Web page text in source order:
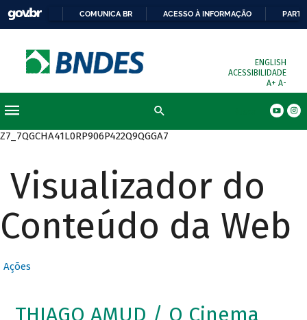
COMUNICA BR ACESSO À INFORMAÇÃO
ENGLISH
ACESSIBILIDADE
A+ A-
Z7_7QGCHA41L0RP906P422Q9QGGA7
Visualizador do
Conteúdo da Web
Ações
THIAGO AMUD / O Cinema